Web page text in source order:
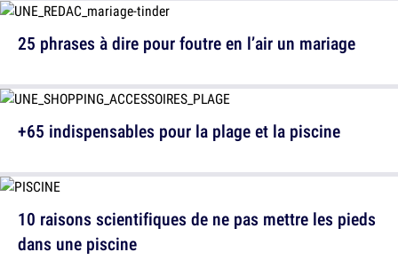
25 phrases à dire pour foutre en l’air un mariage
10 raisons scientifiques de ne pas mettre les pieds
dans une piscine
+65 indispensables pour la plage et la piscine